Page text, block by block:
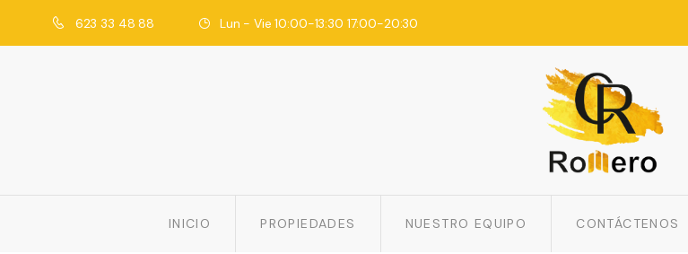
623 33 48 88 Lun - Vie 10:00-13:30 17:00-20:30
INICIO PROPIEDADES NUESTRO EQUIPO CONTÁCTENOS